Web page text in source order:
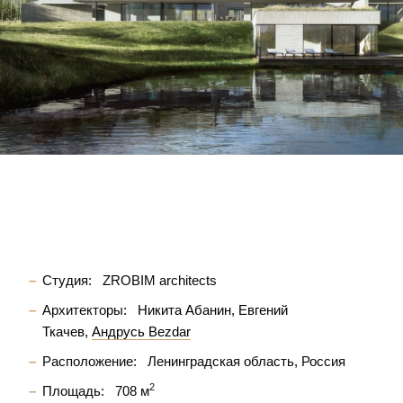
Студия:
ZROBIM architects
Архитекторы:
Никита Абанин Евгений
Ткачев Андрусь Bezdar
Расположение:
Ленинградская область, Россия
Площадь:
708 м2